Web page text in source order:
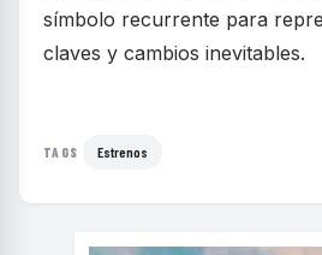
símbolo recurrente para
claves y cambios inevitables.
TAGS Estrenos